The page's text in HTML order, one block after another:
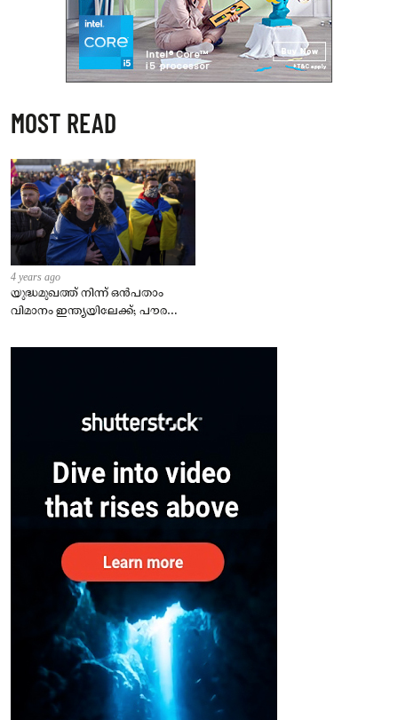
MOST READ
4 years ago
യുദ്ധമുഖത്ത് നിന്ന് ഒൻപതാം
വിമാനം ഇന്ത്യയിലേക്ക്; പൗരന്മാർ
– കേന്ദ്രം